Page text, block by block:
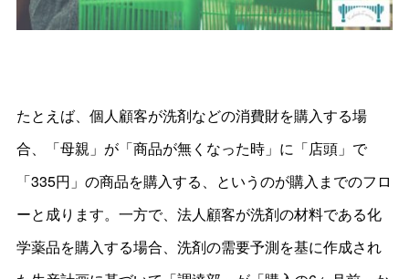
たとえば、個人顧客が洗剤などの消費財を購入する場
合、「母親」が「商品が無くなった時」に「店頭」で
「335円」の商品を購入する、というのが購入までのフロ
ーと成ります。一方で、法人顧客が洗剤の材料である化
学薬品を購入する場合、洗剤の需要予測を基に作成され